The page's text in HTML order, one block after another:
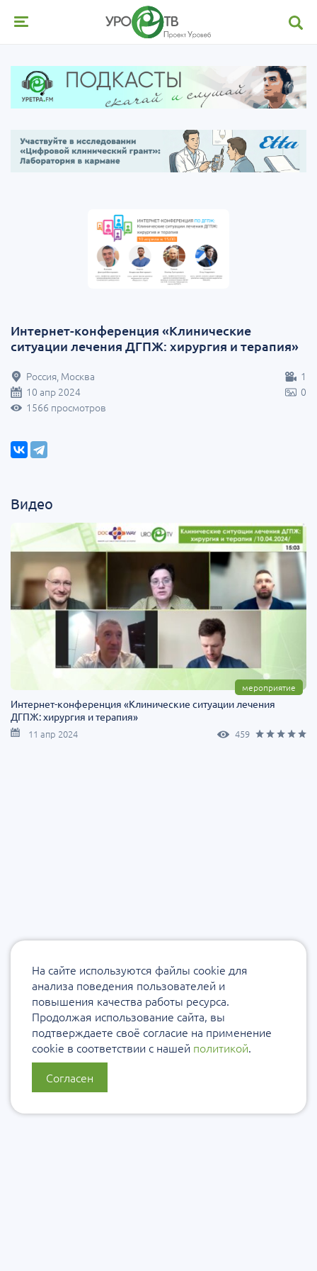
Интернет-конференция «Клинические
ситуации лечения ДГПЖ: хирургия и терапия»
1
Россия, Москва
0
10 апр 2024
1566 просмотров
Видео
мероприятие
Интернет-конференция «Клинические ситуации лечения
ДГПЖ: хирургия и терапия»
11 апр 2024 459
На сайте используются файлы cookie для
анализа поведения пользователей и
повышения качества работы ресурса.
Продолжая использование сайта, вы
подтверждаете своё согласие на применение
cookie в соответствии с нашей политикой.
Согласен